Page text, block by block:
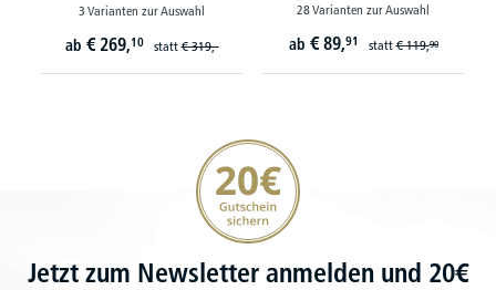
3 Varianten zur Auswahl
ab € 269,10 statt€ 319,-
28 Varianten zur Auswahl
ab € 89,91 statt€ 119,90
20€ Gutschein sichern
Jetzt zum Newsletter anmelden und 20€